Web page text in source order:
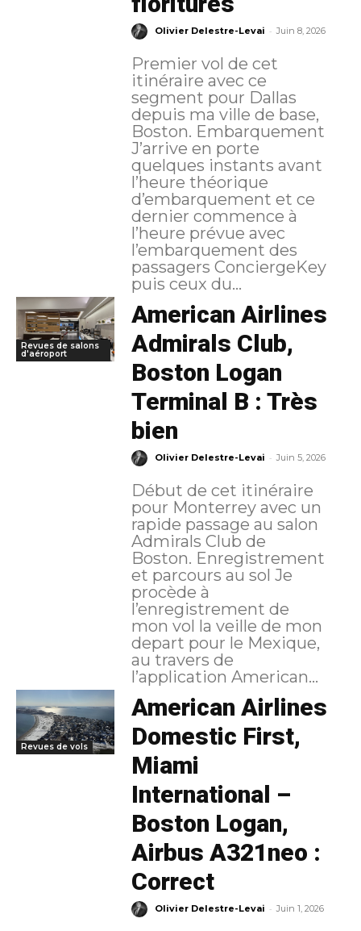
Olivier Delestre-Levai - Juin 8, 2026
Premier vol de cet
itinéraire avec ce
segment pour Dallas
depuis ma ville de base,
Boston. Embarquement
J’arrive en porte
quelques instants avant
l’heure théorique
d’embarquement et ce
dernier commence à
l’heure prévue avec
l’embarquement des
passagers ConciergeKey
puis ceux du...
Revues de salons
d'aéroport
American Airlines
Admirals Club,
Boston Logan
Terminal B : Très
bien
Olivier Delestre-Levai - Juin 5, 2026
Début de cet itinéraire
pour Monterrey avec un
rapide passage au salon
Admirals Club de
Boston. Enregistrement
et parcours au sol Je
procède à
l’enregistrement de
mon vol la veille de mon
depart pour le Mexique,
au travers de
l’application American...
Revues de vols
American Airlines
Domestic First,
Miami
International –
Boston Logan,
Airbus A321neo :
Correct
Olivier Delestre-Levai - Juin 1, 2026